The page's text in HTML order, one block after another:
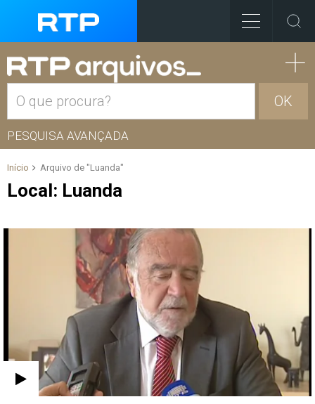
OK
PESQUISA AVANÇADA
Início Arquivo de "Luanda"
Local: Luanda